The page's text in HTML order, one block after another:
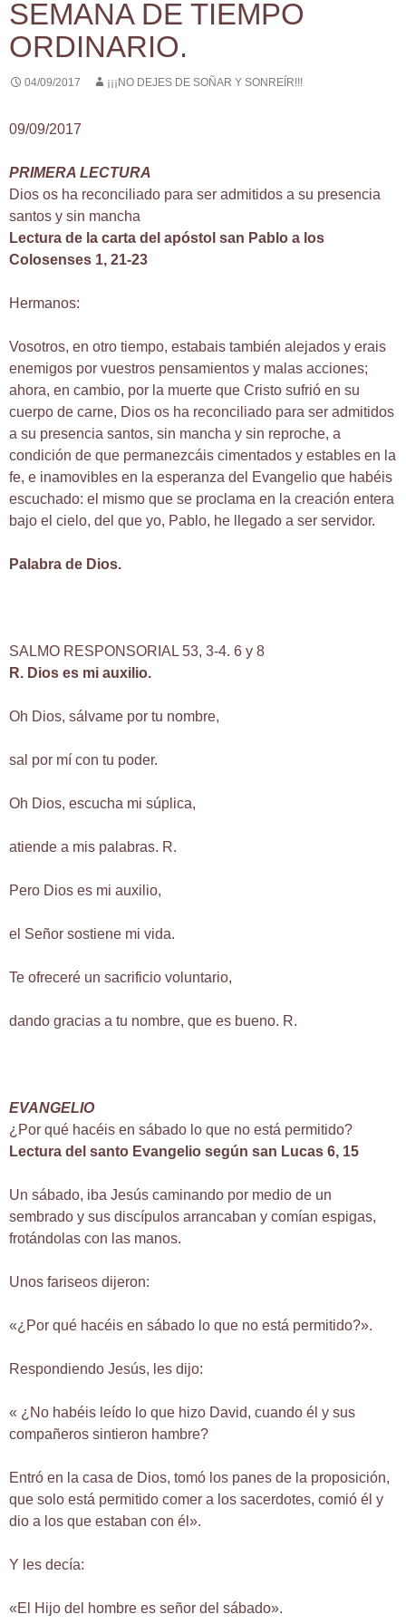
SEMANA DE TIEMPO
ORDINARIO.
04/09/2017 ¡¡¡NO DEJES DE SOÑAR Y SONREÍR!!!
09/09/2017
PRIMERA LECTURA
Dios os ha reconciliado para ser admitidos a su presencia
santos y sin mancha
Lectura de la carta del apóstol san Pablo a los
Colosenses 1, 21-23
Hermanos:
Vosotros, en otro tiempo, estabais también alejados y erais
enemigos por vuestros pensamientos y malas acciones;
ahora, en cambio, por la muerte que Cristo sufrió en su
cuerpo de carne, Dios os ha reconciliado para ser admitidos
a su presencia santos, sin mancha y sin reproche, a
condición de que permanezcáis cimentados y estables en la
fe, e inamovibles en la esperanza del Evangelio que habéis
escuchado: el mismo que se proclama en la creación entera
bajo el cielo, del que yo, Pablo, he llegado a ser servidor.
Palabra de Dios.
SALMO RESPONSORIAL 53, 3-4. 6 y 8
R. Dios es mi auxilio.
Oh Dios, sálvame por tu nombre,
sal por mí con tu poder.
Oh Dios, escucha mi súplica,
atiende a mis palabras. R.
Pero Dios es mi auxilio,
el Señor sostiene mi vida.
Te ofreceré un sacrificio voluntario,
dando gracias a tu nombre, que es bueno. R.
EVANGELIO
¿Por qué hacéis en sábado lo que no está permitido?
Lectura del santo Evangelio según san Lucas 6, 15
Un sábado, iba Jesús caminando por medio de un
sembrado y sus discípulos arrancaban y comían espigas,
frotándolas con las manos.
Unos fariseos dijeron:
«¿Por qué hacéis en sábado lo que no está permitido?».
Respondiendo Jesús, les dijo:
« ¿No habéis leído lo que hizo David, cuando él y sus
compañeros sintieron hambre?
Entró en la casa de Dios, tomó los panes de la proposición,
que solo está permitido comer a los sacerdotes, comió él y
dio a los que estaban con él».
Y les decía:
«El Hijo del hombre es señor del sábado».